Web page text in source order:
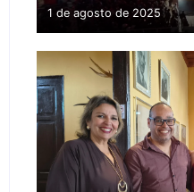
1 de agosto de 2025